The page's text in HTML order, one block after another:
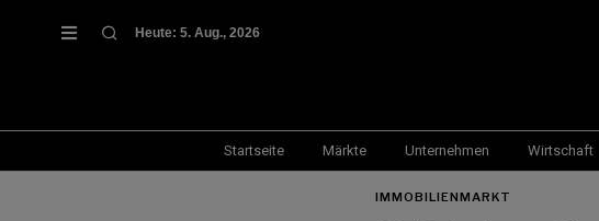
Heute: 5. Aug., 2026
Startseite Märkte Unternehmen Wirtschaft
IMMOBILIENMARKT